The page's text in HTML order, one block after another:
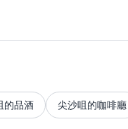
的品酒 尖沙咀的咖啡廳